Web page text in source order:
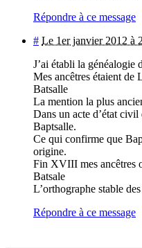
Répondre à ce message
# Le 1er janvier 2012 à
J’ai établi la généalogie
Mes ancêtres étaient de
Batsalle
La mention la plus
Dans un acte d’état civil
Baptsalle.
Ce qui confirme que
origine.
Fin XVIII mes ancêtres
Batsale
L’orthographe stable
Répondre à ce message